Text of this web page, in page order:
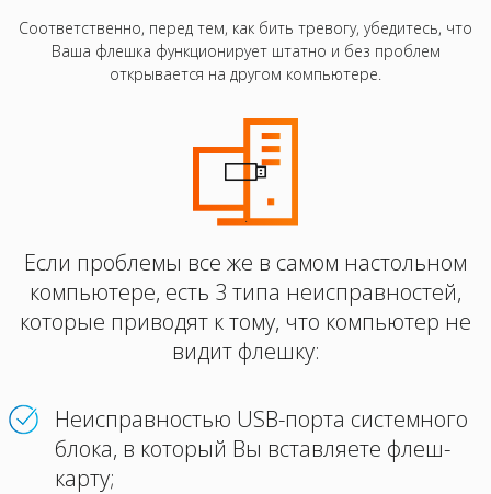
Соответственно, перед тем, как бить тревогу, убедитесь, что
Ваша флешка функционирует штатно и без проблем
открывается на другом компьютере.
.
Если проблемы все же в самом настольном
компьютере, есть 3 типа неисправностей,
которые приводят к тому, что компьютер не
видит флешку:
Неисправностью USB-порта системного
блока, в который Вы вставляете флеш-
карту;